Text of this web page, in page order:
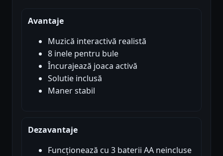
Avantaje
Muzică interactivă realistă
8 inele pentru bule
Încurajează joaca activă
Solutie inclusă
Maner stabil
Dezavantaje
Funcționează cu 3 baterii AA neincluse